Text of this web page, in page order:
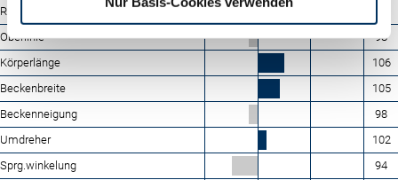
Rumpftiefe
Oberlinie
98
Körperlänge
106
Beckenbreite
105
Beckenneigung
98
Umdreher
102
Sprg.winkelung
94